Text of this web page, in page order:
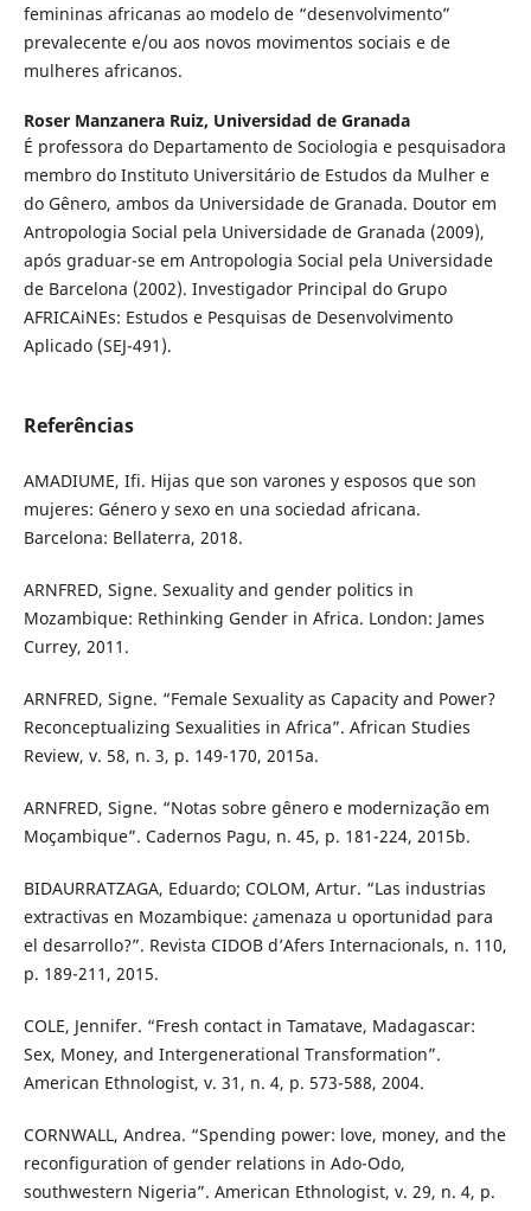
femininas africanas ao modelo de “desenvolvimento”
prevalecente e/ou aos novos movimentos sociais e de
mulheres africanos.
Roser Manzanera Ruiz, Universidad de Granada
É professora do Departamento de Sociologia e pesquisadora
membro do Instituto Universitário de Estudos da Mulher e
do Gênero, ambos da Universidade de Granada. Doutor em
Antropologia Social pela Universidade de Granada (2009),
após graduar-se em Antropologia Social pela Universidade
de Barcelona (2002). Investigador Principal do Grupo
AFRICAiNEs: Estudos e Pesquisas de Desenvolvimento
Aplicado (SEJ-491).
Referências
AMADIUME, Ifi. Hijas que son varones y esposos que son
mujeres: Género y sexo en una sociedad africana.
Barcelona: Bellaterra, 2018.
ARNFRED, Signe. Sexuality and gender politics in
Mozambique: Rethinking Gender in Africa. London: James
Currey, 2011.
ARNFRED, Signe. “Female Sexuality as Capacity and Power?
Reconceptualizing Sexualities in Africa”. African Studies
Review, v. 58, n. 3, p. 149-170, 2015a.
ARNFRED, Signe. “Notas sobre gênero e modernização em
Moçambique”. Cadernos Pagu, n. 45, p. 181-224, 2015b.
BIDAURRATZAGA, Eduardo; COLOM, Artur. “Las industrias
extractivas en Mozambique: ¿amenaza u oportunidad para
el desarrollo?”. Revista CIDOB d’Afers Internacionals, n. 110,
p. 189-211, 2015.
COLE, Jennifer. “Fresh contact in Tamatave, Madagascar:
Sex, Money, and Intergenerational Transformation”.
American Ethnologist, v. 31, n. 4, p. 573-588, 2004.
CORNWALL, Andrea. “Spending power: love, money, and the
reconfiguration of gender relations in Ado-Odo,
southwestern Nigeria”. American Ethnologist, v. 29, n. 4, p.